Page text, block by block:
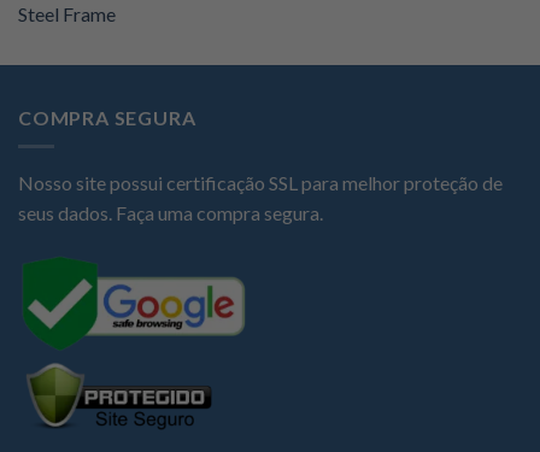
Steel Frame
COMPRA SEGURA
Nosso site possui certificação SSL para melhor proteção de
seus dados. Faça uma compra segura.